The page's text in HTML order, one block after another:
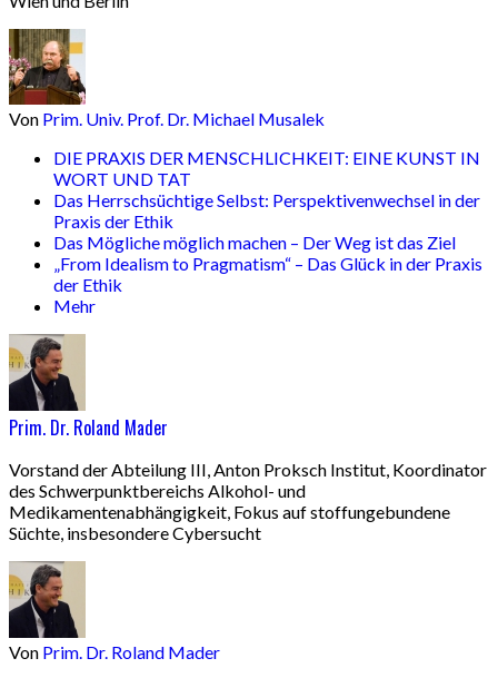
Von Prim. Univ. Prof. Dr. Michael Musalek
DIE PRAXIS DER MENSCHLICHKEIT: EINE KUNST IN
WORT UND TAT
Das Herrschsüchtige Selbst: Perspektivenwechsel in der
Praxis der Ethik
Das Mögliche möglich machen – Der Weg ist das Ziel
„From Idealism to Pragmatism“ – Das Glück in der Praxis
der Ethik
Mehr
Prim. Dr. Roland Mader
Vorstand der Abteilung III, Anton Proksch Institut, Koordinator
des Schwerpunktbereichs Alkohol- und
Medikamentenabhängigkeit, Fokus auf stoffungebundene
Süchte, insbesondere Cybersucht
Von Prim. Dr. Roland Mader